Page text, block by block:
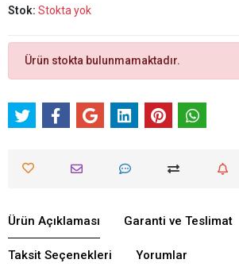
Stok: Stokta yok
Ürün stokta bulunmamaktadır.
Ürün Açıklaması Garanti ve Teslimat
Taksit Seçenekleri Yorumlar